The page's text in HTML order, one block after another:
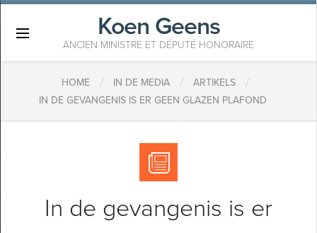
Koen Geens
ANCIEN MINISTRE ET DÉPUTÉ HONORAIRE
HOME / IN DE MEDIA / ARTIKELS /
IN DE GEVANGENIS IS ER GEEN GLAZEN PLAFOND
In de gevangenis is er